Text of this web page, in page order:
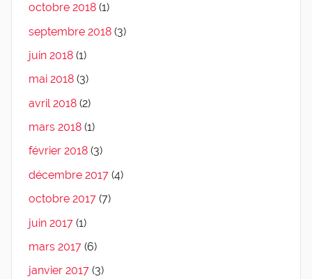
octobre 2018 (1)
septembre 2018 (3)
juin 2018 (1)
mai 2018 (3)
avril 2018 (2)
mars 2018 (1)
février 2018 (3)
décembre 2017 (4)
octobre 2017 (7)
juin 2017 (1)
mars 2017 (6)
janvier 2017 (3)